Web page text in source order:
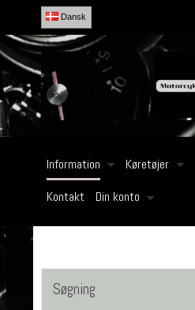
Dansk
Information Køretøjer
Kontakt
Din konto
Søgning